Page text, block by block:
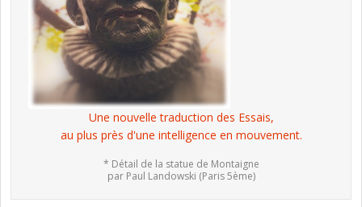
Une nouvelle traduction des Essais,
au plus près d'une intelligence en mouvement.
* Détail de la statue de Montaigne
par Paul Landowski (Paris 5ème)